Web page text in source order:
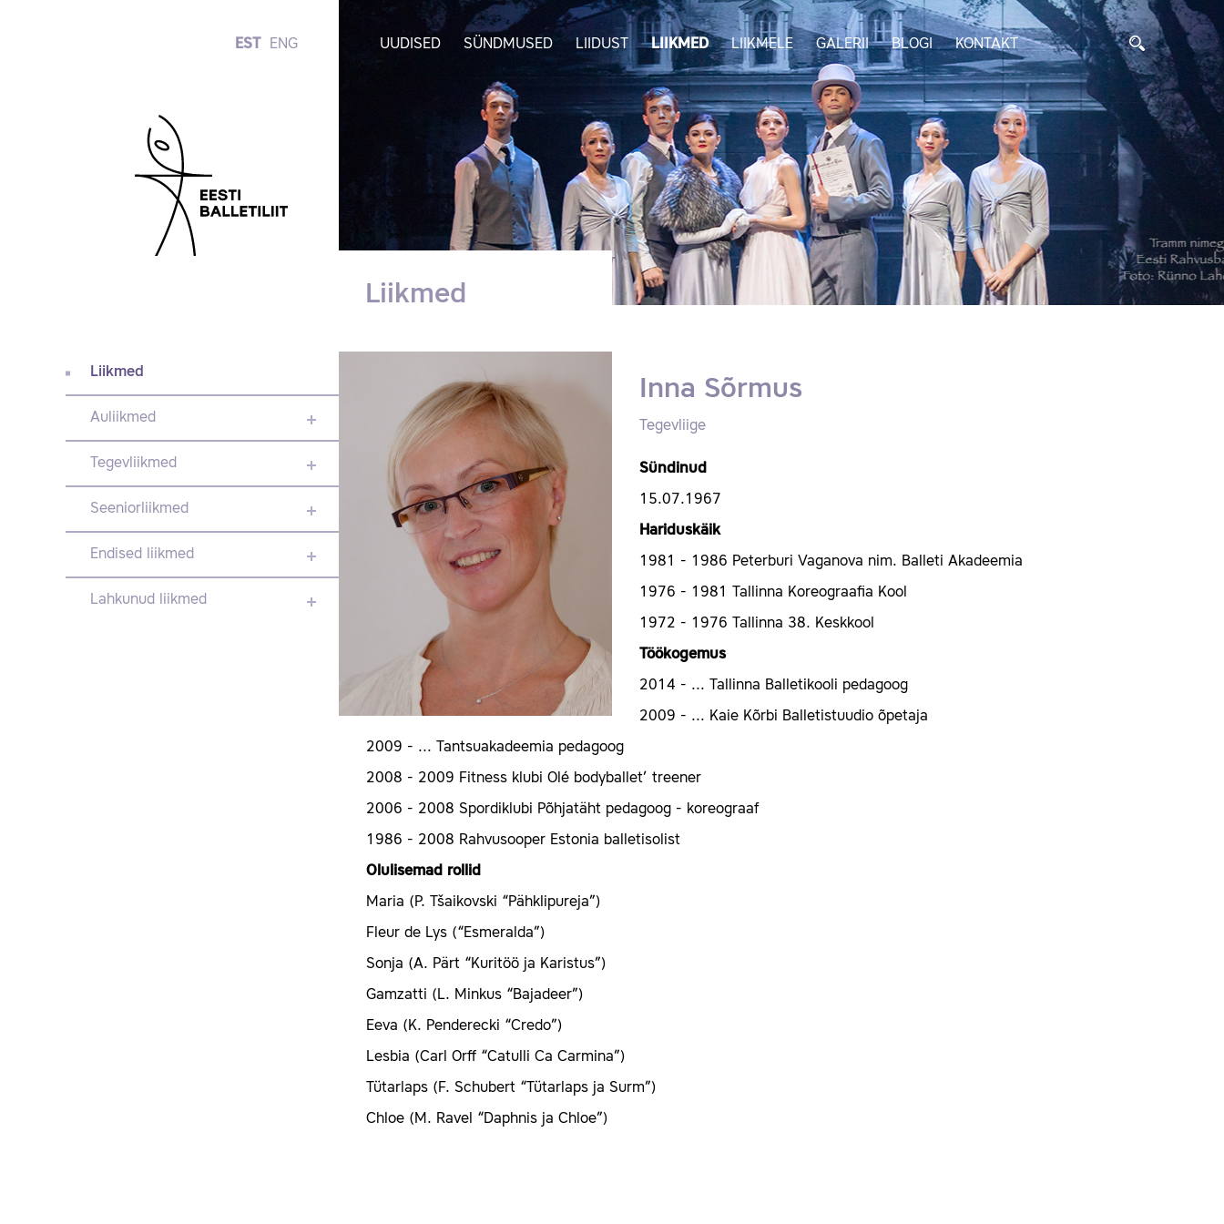
EST ENG UUDISED SÜNDMUSED LIIDUST LIIKMED LIIKMELE GALERII BLOGI KONTAKT
Liikmed
Liikmed
Auliikmed
Tegevliikmed
Seeniorliikmed
Endised liikmed
Lahkunud liikmed
Inna Sõrmus
Tegevliige
Sündinud
15.07.1967
Hariduskäik
1981 - 1986 Peterburi Vaganova nim. Balleti Akadeemia
1976 - 1981 Tallinna Koreograafia Kool
1972 - 1976 Tallinna 38. Keskkool
Töökogemus
2014 - ... Tallinna Balletikooli pedagoog
2009 - ... Kaie Kõrbi Balletistuudio õpetaja
2009 - ... Tantsuakadeemia pedagoog
2008 - 2009 Fitness klubi Olé bodyballet’ treener
2006 - 2008 Spordiklubi Põhjatäht pedagoog - koreograaf
1986 - 2008 Rahvusooper Estonia balletisolist
Olulisemad rollid
Maria (P. Tšaikovski “Pähklipureja”)
Fleur de Lys (“Esmeralda”)
Sonja (A. Pärt “Kuritöö ja Karistus”)
Gamzatti (L. Minkus “Bajadeer”)
Eeva (K. Penderecki “Credo”)
Lesbia (Carl Orff “Catulli Ca Carmina”)
Tütarlaps (F. Schubert “Tütarlaps ja Surm”)
Chloe (M. Ravel “Daphnis ja Chloe”)